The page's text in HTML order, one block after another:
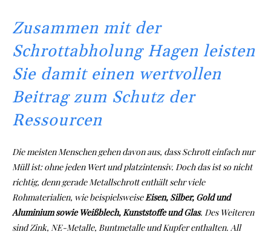
Zusammen mit der
Schrottabholung Hagen leisten
Sie damit einen wertvollen
Beitrag zum Schutz der
Ressourcen
Die meisten Menschen gehen davon aus, dass Schrott einfach nur
Müll ist: ohne jeden Wert und platzintensiv. Doch das ist so nicht
richtig, denn gerade Metallschrott enthält sehr viele
Rohmaterialien, wie beispielsweiseEisen, Silber, Gold und
Aluminium sowie Weißblech, Kunststoffe und Glas. Des Weiteren
sind Zink, NE-Metalle, Buntmetalle und Kupfer enthalten. All